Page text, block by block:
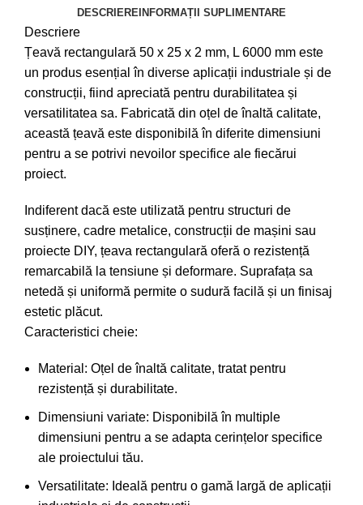
DESCRIERE INFORMAȚII SUPLIMENTARE
Descriere
Țeavă rectangulară 50 x 25 x 2 mm, L 6000 mm este
un produs esențial în diverse aplicații industriale și de
construcții, fiind apreciată pentru durabilitatea și
versatilitatea sa. Fabricată din oțel de înaltă calitate,
această țeavă este disponibilă în diferite dimensiuni
pentru a se potrivi nevoilor specifice ale fiecărui
proiect.
Indiferent dacă este utilizată pentru structuri de
susținere, cadre metalice, construcții de mașini sau
proiecte DIY, țeava rectangulară oferă o rezistență
remarcabilă la tensiune și deformare. Suprafața sa
netedă și uniformă permite o sudură facilă și un finisaj
estetic plăcut.
Caracteristici cheie:
Material: Oțel de înaltă calitate, tratat pentru
rezistență și durabilitate.
Dimensiuni variate: Disponibilă în multiple
dimensiuni pentru a se adapta cerințelor specifice
ale proiectului tău.
Versatilitate: Ideală pentru o gamă largă de aplicații